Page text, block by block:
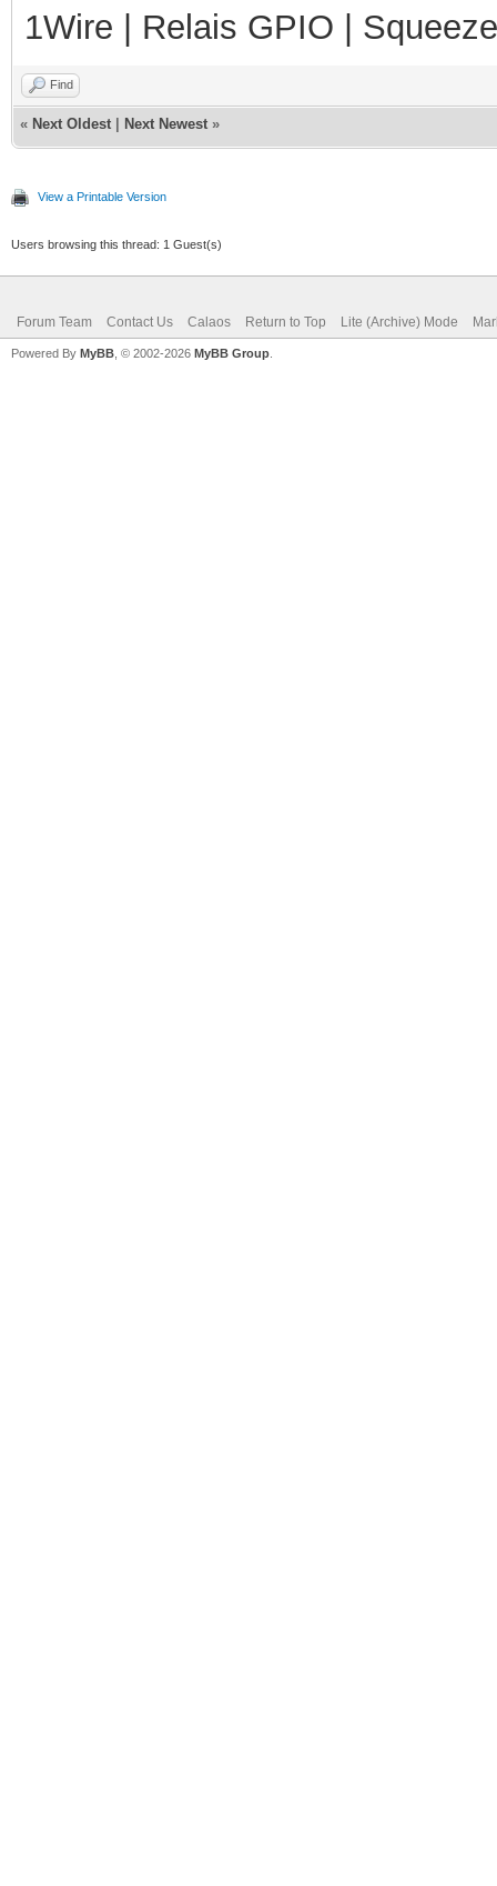
1Wire | Relais GPIO |
Find
« Next Oldest Next Newest »
View a Printable Version
Users browsing this thread: 1 Guest(s)
Forum Team Contact Us Calaos Return to Top Lite (Archive) Mode
Powered By MyBB , © 2002-2026 MyBB Group